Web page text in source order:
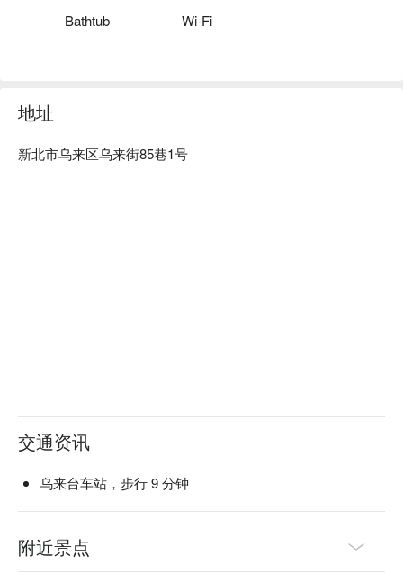
的咸性泉水，对保养皮肤有良好效果。
Bathtub Wi-Fi
地址
新北市乌来区乌来街85巷1号
交通资讯
乌来台车站，步行 9 分钟
附近景点